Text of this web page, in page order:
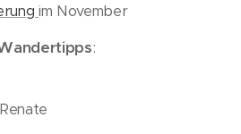
im November
: